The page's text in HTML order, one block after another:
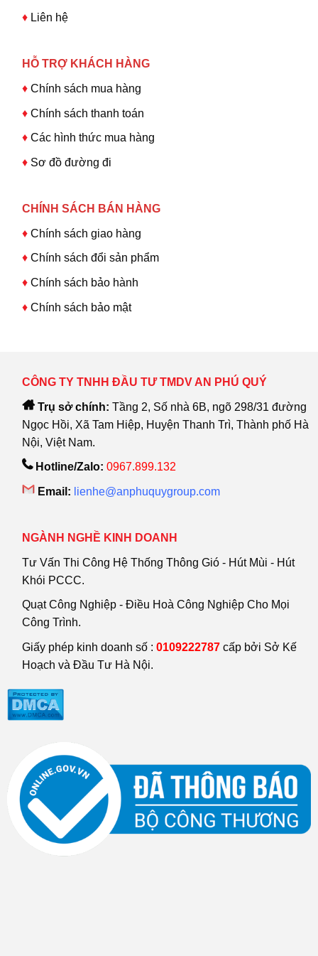
♦ Liên hệ
HỖ TRỢ KHÁCH HÀNG
♦Chính sách mua hàng
♦ Chính sách thanh toán
♦ Các hình thức mua hàng
♦ Sơ đồ đường đi
CHÍNH SÁCH BÁN HÀNG
♦ Chính sách giao hàng
♦ Chính sách đổi sản phẩm
♦ Chính sách bảo hành
♦ Chính sách bảo mật
CÔNG TY TNHH ĐẦU TƯ TMDV AN PHÚ QUÝ
Trụ sở chính: Tầng 2, Số nhà 6B, ngõ 298/31 đường
Ngọc Hồi, Xã Tam Hiệp, Huyện Thanh Trì, Thành phố Hà
Nội, Việt Nam.
Hotline/Zalo: 0967.899.132
Email: lienhe@anphuquygroup.com
NGÀNH NGHỀ KINH DOANH
Tư Vấn Thi Công Hệ Thống Thông Gió - Hút Mùi - Hút
Khói PCCC.
Quạt Công Nghiệp - Điều Hoà Công Nghiệp Cho Mọi
Công Trình.
Giấy phép kinh doanh số : 0109222787 cấp bởi Sở Kế
Hoạch và Đầu Tư Hà Nội.